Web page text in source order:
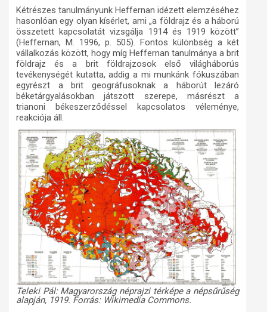
Kétrészes tanulmányunk Heffernan idézett elemzéséhez
hasonlóan egy olyan kísérlet, ami „a földrajz és a háború
összetett kapcsolatát vizsgálja 1914 és 1919 között”
(Heffernan, M. 1996, p. 505). Fontos különbség a két
vállalkozás között, hogy míg Heffernan tanulmánya a brit
földrajz és a brit földrajzosok első világháborús
tevékenységét kutatta, addig a mi munkánk fókuszában
egyrészt a brit geográfusoknak a háborút lezáró
béketárgyalásokban játszott szerepe, másrészt a
trianoni békeszerződéssel kapcsolatos véleménye,
reakciója áll.
Teleki Pál: Magyarország néprajzi térképe a népsűrűség
alapján, 1919. Forrás: Wikimedia Commons.